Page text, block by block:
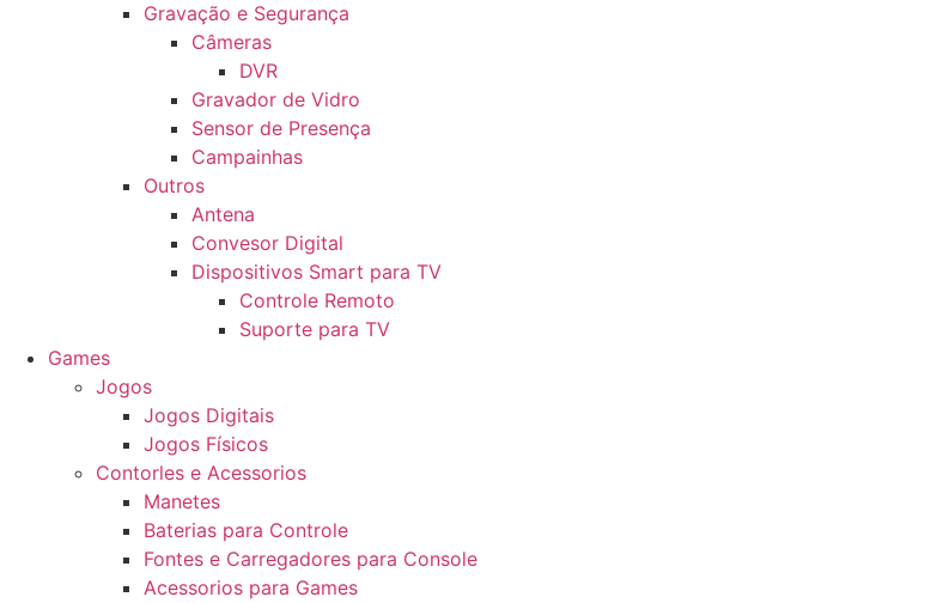
Gravação e Segurança
Câmeras
DVR
Gravador de Vidro
Sensor de Presença
Campainhas
Outros
Antena
Convesor Digital
Dispositivos Smart para TV
Controle Remoto
Suporte para TV
Games
Jogos
Jogos Digitais
Jogos Físicos
Contorles e Acessorios
Manetes
Baterias para Controle
Fontes e Carregadores para Console
Acessorios para Games